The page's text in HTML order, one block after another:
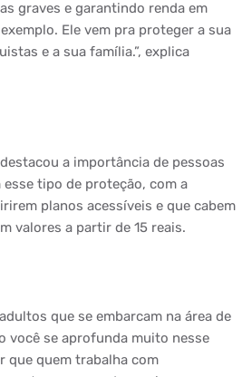
graves e garantindo renda em
Ele vem pra proteger a sua
e a sua família.”, explica
a importância de pessoas
tipo de proteção, com a
planos acessíveis e que cabem
valores a partir de 15 reais.
que se embarcam na área de
você se aprofunda muito nesse
que quem trabalha com